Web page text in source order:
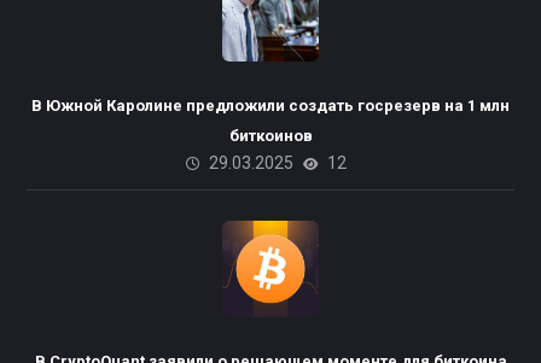
В Южной Каролине предложили создать госрезерв на 1 млн
биткоинов
29.03.2025 12